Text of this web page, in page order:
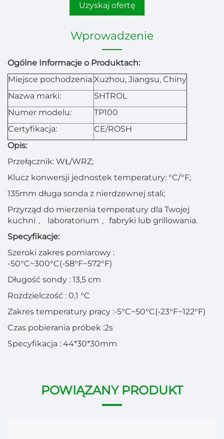
Uzyskaj ofertę
Wprowadzenie
Ogólne Informacje o Produktach:
Miejsce pochodzenia:Xuzhou, Jiangsu, Chiny
Nazwa marki:
SHTROL
Numer modelu:
TP100
Certyfikacja:
CE/ROSH
Opis:
Przełącznik: WŁ/WRZ;
Klucz konwersji jednostek temperatury: °C/°F;
135mm długa sonda z nierdzewnej stali;
Przyrząd do mierzenia temperatury dla Twojej
kuchni 、 laboratorium 、 fabryki lub grillowania.
Specyfikacje:
Szeroki zakres pomiarowy :
-50°C~300°C(-58°F~572°F)
Długość sondy : 13,5 cm
Rozdzielczość : 0,1 °C
Zakres temperatury pracy :-5°C~50°C(-23°F~122°F)
Czas pobierania próbek :2s
Specyfikacja : 44*30*30mm
POWIĄZANY PRODUKT